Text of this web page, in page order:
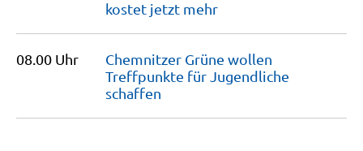
kostet jetzt mehr
08.00 Uhr
Chemnitzer Grüne wollen
Treffpunkte für Jugendliche
schaffen